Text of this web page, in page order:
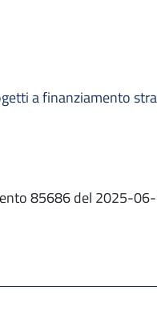
a finanziamento
85686 del 2025-